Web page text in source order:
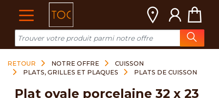
RETOUR NOTRE OFFRE
CUISSON
PLATS, GRILLES ET PLAQUES
PLATS DE CUISSON
plat ovale porcelaine 32 x 23
Cookies management panel